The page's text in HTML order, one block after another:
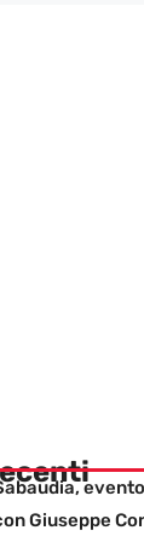
Giuseppe